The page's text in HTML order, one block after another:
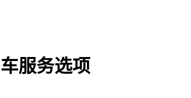
服务选项